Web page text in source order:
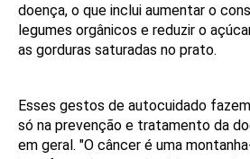
doença, o que inclui aumentar o
legumes orgânicos e reduzir o
as gorduras saturadas no prato.
Esses gestos de autocuidado
só na prevenção e tratamento da
em geral. "O câncer é uma